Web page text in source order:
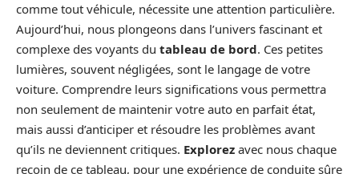
comme tout véhicule, nécessite une attention particulière.
Aujourd’hui, nous plongeons dans l’univers fascinant et
complexe des voyants du tableau de bord. Ces petites
lumières, souvent négligées, sont le langage de votre
voiture. Comprendre leurs significations vous permettra
non seulement de maintenir votre auto en parfait état,
mais aussi d’anticiper et résoudre les problèmes avant
qu’ils ne deviennent critiques. Explorez avec nous chaque
recoin de ce tableau, pour une expérience de conduite sûre